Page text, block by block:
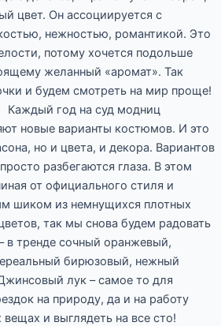
цвет. Он ассоциируется с
нежностью, романтикой. Это
потому хочется подольше
желанный «аромат». Так
и будем смотреть на мир проще!
год на суд модниц
новые варианты костюмов. И это
но и цвета, и декора. Вариантов
разбегаются глаза. В этом
от официального стиля и
шиком из немнущихся плотных
так мы снова будем радовать
в тренде сочный оранжевый,
бирюзовый, нежный
лук – самое то для
на природу, да и на работу
и выглядеть на все сто!